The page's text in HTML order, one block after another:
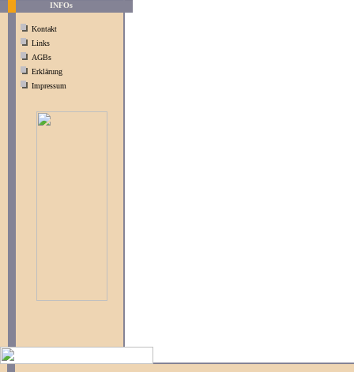
INFOs
Kontakt
Links
AGBs
Erklärung
Impressum